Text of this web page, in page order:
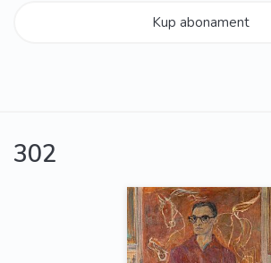
Kup abonament
302